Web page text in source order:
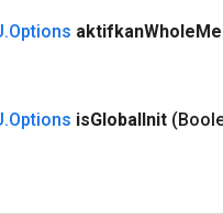
.Options aktifkanWhole
.Options isGlobalInit